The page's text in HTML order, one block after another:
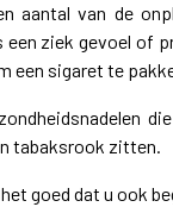
aantal van de
ziek gevoel of
een sigaret te
tabaksrook zitten.
goed dat u ook